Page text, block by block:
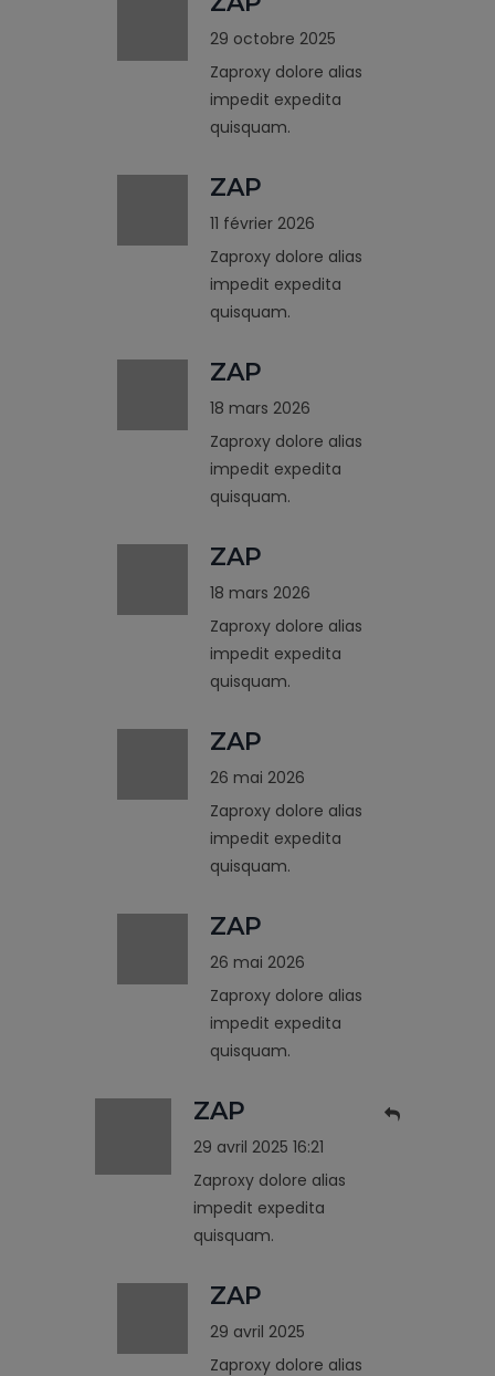
29 octobre 2025
Zaproxy dolore alias
impedit expedita
quisquam.
ZAP
11 février 2026
Zaproxy dolore alias
impedit expedita
quisquam.
ZAP
18 mars 2026
Zaproxy dolore alias
impedit expedita
quisquam.
ZAP
18 mars 2026
Zaproxy dolore alias
impedit expedita
quisquam.
ZAP
26 mai 2026
Zaproxy dolore alias
impedit expedita
quisquam.
ZAP
26 mai 2026
Zaproxy dolore alias
impedit expedita
quisquam.
ZAP
29 avril 2025 16:21
Zaproxy dolore alias
impedit expedita
quisquam.
ZAP
29 avril 2025
Zaproxy dolore alias